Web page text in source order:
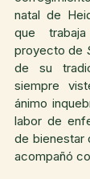
natal de
que
proyecto de
de su
siempre
ánimo
labor de
de bienestar
acompañó